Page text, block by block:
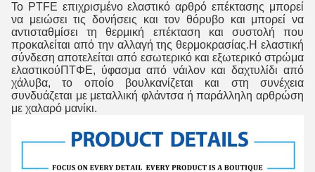
Το PTFE επιχρισμένο ελαστικό αρθρό επέκτασης μπορεί
να μειώσει τις δονήσεις και τον θόρυβο και μπορεί να
αντισταθμίσει τη θερμική επέκταση και συστολή που
προκαλείται από την αλλαγή της θερμοκρασίας.Η ελαστική
σύνδεση αποτελείται από εσωτερικό και εξωτερικό στρώμα
ελαστικούΠΤΦΕ, ύφασμα από νάιλον και δαχτυλίδι από
χάλυβα, το οποίο βουλκανίζεται και στη συνέχεια
συνδυάζεται με μεταλλική φλάντσα ή παράλληλη αρθρώση
με χαλαρό μανίκι.